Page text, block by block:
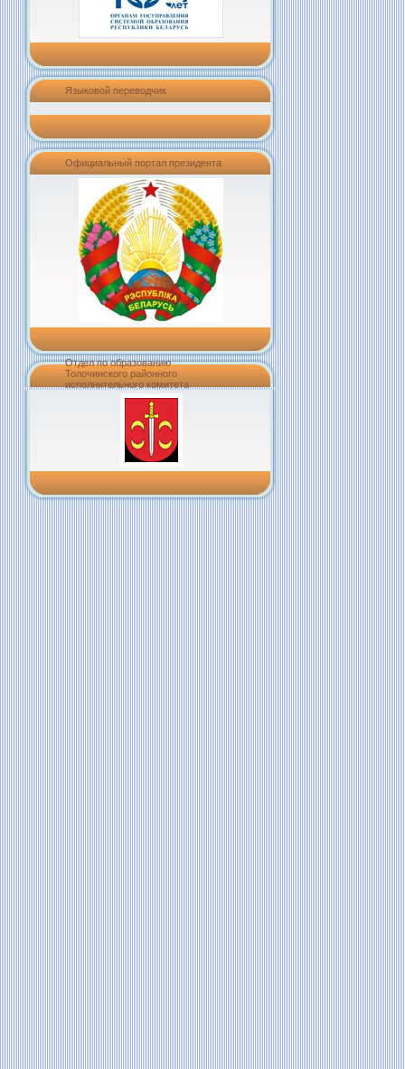
Языковой переводчик
Официальный портал президента
Отдел по образованию
Толочинского районного
исполнительного комитета